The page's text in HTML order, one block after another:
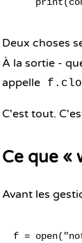
Deux choses
À la sortie -
appelle
C'est tout.
Ce que «
Avant les
f =